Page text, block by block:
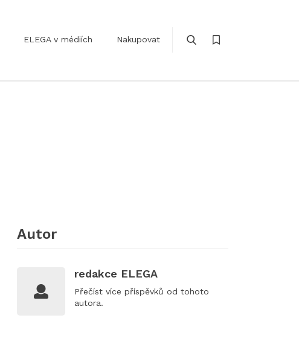
ELEGA v médiích Nakupovat
Autor
redakce ELEGA
Přečíst více příspěvků od tohoto
autora.